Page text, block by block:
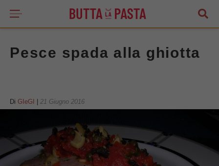
Pesce spada alla ghiotta
Di GIeGI 21 Giugno 2016